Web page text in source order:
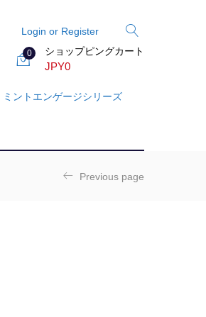
Login or Register
0 ショップピングカート
JPY0
ミントエンゲージシリーズ
Previous page